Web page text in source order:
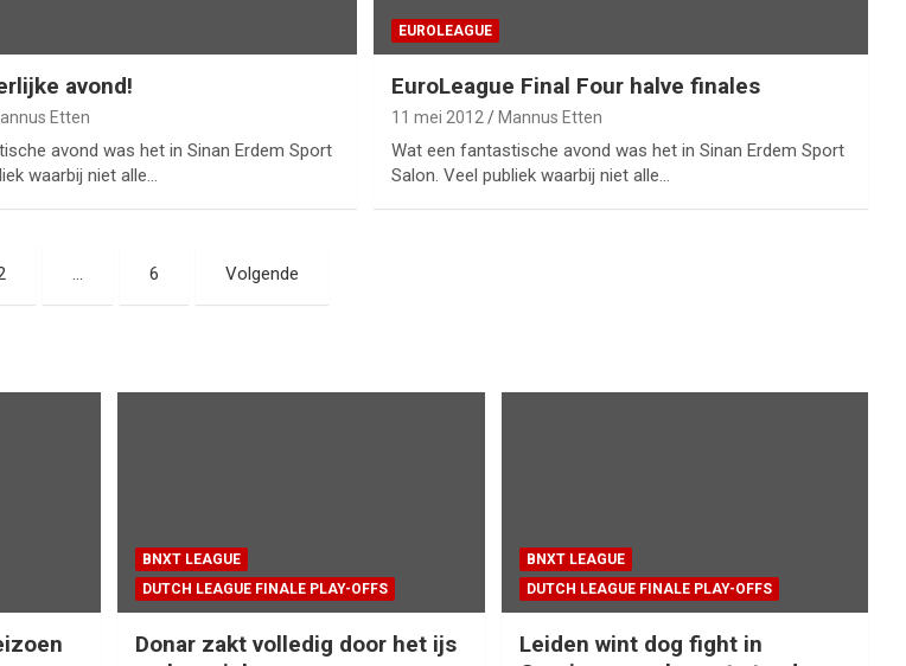
avond!
Etten
avond was het in Sinan Erdem Sport
waarbij niet alle…
EUROLEAGUE
EuroLeague Final Four halve finales
11 mei 2012 Mannus Etten
Wat een fantastische avond was het in Sinan Erdem Sport
Salon. Veel publiek waarbij niet alle…
… 6 Volgende
BNXT LEAGUE
DUTCH LEAGUE FINALE PLAY-OFFS
Donar zakt volledig door het ijs
BNXT LEAGUE
DUTCH LEAGUE FINALE PLAY-OFFS
Leiden wint dog fight in